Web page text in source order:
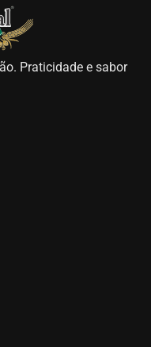
Praticidade e sabor